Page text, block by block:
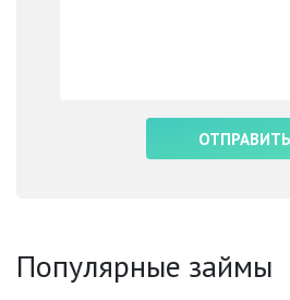
Популярные займы